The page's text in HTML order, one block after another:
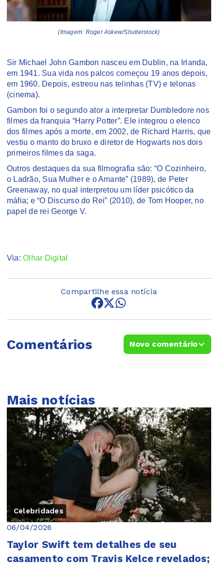
(Imagem: Roger Askew/Shutterstock)
Sir Michael John Gambon nasceu em Dublin, na Irlanda,
em 1941. Sua vida nos palcos começou 19 anos depois,
em 1960. Depois, estreou nas telinhas (TV) e telonas
(cinema).
Gambon foi o segundo ator a interpretar Dumbledore nos
filmes da franquia “Harry Potter”. Ele integrou o elenco
dos filmes após a morte, em 2002, de Richard Harris, que
vestiu o manto do bruxo e diretor de Hogwarts nos dois
primeiros filmes da saga.
Outros destaques da sua filmografia são: “O Cozinheiro,
o Ladrão, Sua Mulher e o Amante” (1989), de Peter
Greenaway, no qual interpretou um líder psicótico da
máfia; e “O Discurso do Rei” (2010), de Tom Hooper, no
papel de rei George V.
Via:Olhar Digital
Compartilhe essa notícia
Comentários Novo comentário
Mais notícias
Celebridades
06/04/2026
Taylor Swift tem detalhes de seu
casamento com Travis Kelce revelados;